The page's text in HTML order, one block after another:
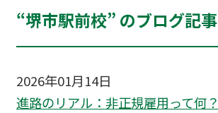
“堺市駅前校” のブログ記事
2026年01月14日
進路のリアル：非正規雇用って何？